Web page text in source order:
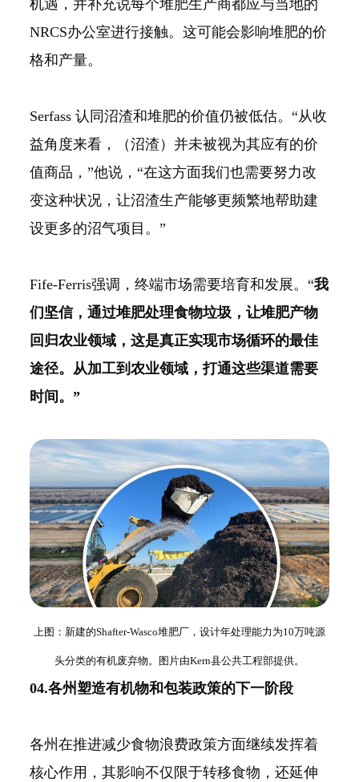
机遇，并补充说每个堆肥生产商都应与当地的
NRCS办公室进行接触。这可能会影响堆肥的价
格和产量。
Serfass 认同沼渣和堆肥的价值仍被低估。“从收
益角度来看，（沼渣）并未被视为其应有的价
值商品，”他说，“在这方面我们也需要努力改
变这种状况，让沼渣生产能够更频繁地帮助建
设更多的沼气项目。”
Fife-Ferris强调，终端市场需要培育和发展。“我
们坚信，通过堆肥处理食物垃圾，让堆肥产物
回归农业领域，这是真正实现市场循环的最佳
途径。从加工到农业领域，打通这些渠道需要
时间。”
上图：新建的Shafter-Wasco堆肥厂，设计年处理能力为10万吨源
头分类的有机废弃物。图片由Kern县公共工程部提供。
04.各州塑造有机物和包装政策的下一阶段
各州在推进减少食物浪费政策方面继续发挥着
核心作用，其影响不仅限于转移食物，还延伸